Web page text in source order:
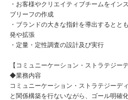
・お客様やクリエイティブチームをイン
ブリーフの作成
・ブランドの大きな指針を導出するとと
発や拡張
・定量・定性調査の設計及び実行
【コミュニーケーション・ストラテジー
◆業務内容
コミュニーケーション・ストラテジーデ
と関係構築を行ないながら、ゴール明確